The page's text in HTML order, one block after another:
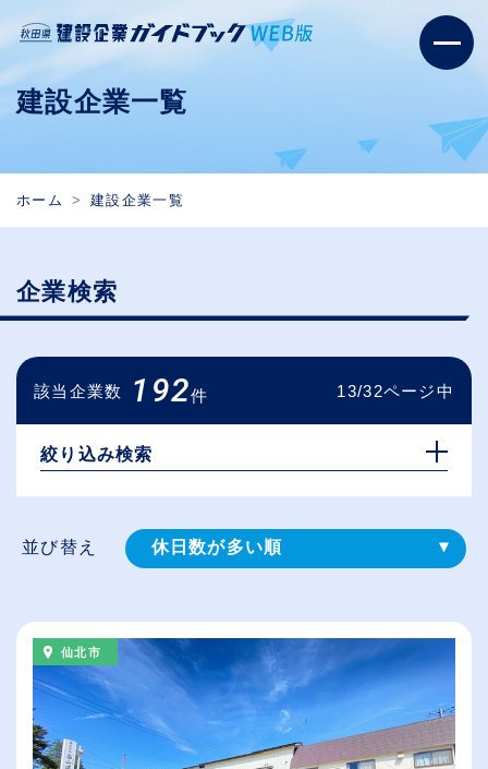
建設企業一覧
ホーム 建設企業一覧
企業検索
該当企業数 192件 13/32ページ中
絞り込み検索
並び替え 休日数が多い順
給与が高い順
（⾼卒の給与を基準）
従業員が多い順
仙北市